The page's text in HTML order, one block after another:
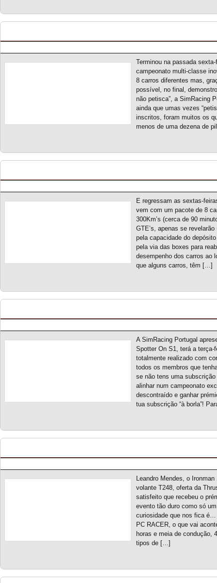
Terminou na passada
campeonato multi-classe
8 carros diferentes mas,
possível, no final,
não petisca”, a SimRacing
ainda que umas vezes
inscritos, foram muitos os
menos de uma dezena de
E regressam as sextas-
vem com um pacote de 8
300Km’s (cerca de 90
GTE’s, apenas se
pela capacidade do
pela via das boxes para
desempenho dos carros ao
que alguns carros, têm […]
A SimRacing Portugal
Spotter On S1, terá a
totalmente realizado com
todos os membros que
se não tens uma
alinhar num campeonato
descontraído e ganhar
tua subscrição “à borla”!
Leandro Mendes, o
volante T248, oferta da
satisfeito que recebeu o
evento tão duro como só
curiosidade que nos fica
PC RACER, o que vai
horas e meia de condução,
tipos de […]